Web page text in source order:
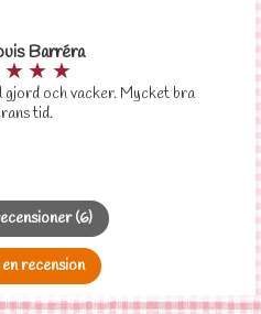
Barréra
★★ ★
gjord och vacker. Mycket bra
tid.
(6)
recension